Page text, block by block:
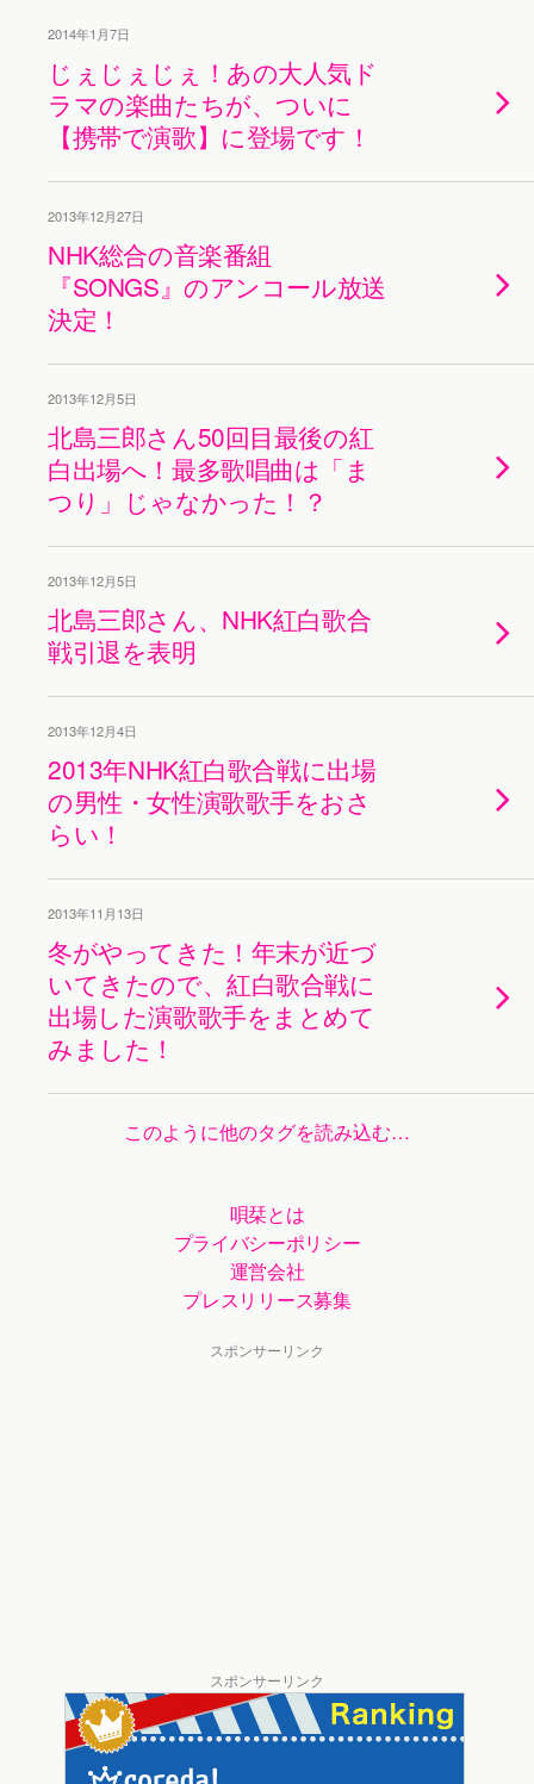
2014年1月7日
じぇじぇじぇ！あの大人気ド
ラマの楽曲たちが、ついに
【携帯で演歌】に登場です！
2013年12月27日
NHK総合の音楽番組
『SONGS』のアンコール放送
決定！
2013年12月5日
北島三郎さん50回目最後の紅
白出場へ！最多歌唱曲は「ま
つり」じゃなかった！？
2013年12月5日
北島三郎さん、NHK紅白歌合
戦引退を表明
2013年12月4日
2013年NHK紅白歌合戦に出場
の男性・女性演歌歌手をおさ
らい！
2013年11月13日
冬がやってきた！年末が近づ
いてきたので、紅白歌合戦に
出場した演歌歌手をまとめて
みました！
このように他のタグを読み込む…
唄栞とは
プライバシーポリシー
運営会社
プレスリリース募集
スポンサーリンク
スポンサーリンク